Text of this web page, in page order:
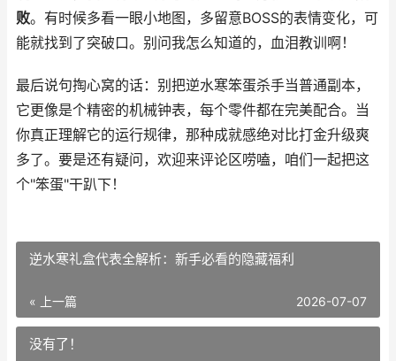
败。有时候多看一眼小地图，多留意BOSS的表情变化，可
能就找到了突破口。别问我怎么知道的，血泪教训啊！
最后说句掏心窝的话：别把逆水寒笨蛋杀手当普通副本，
它更像是个精密的机械钟表，每个零件都在完美配合。当
你真正理解它的运行规律，那种成就感绝对比打金升级爽
多了。要是还有疑问，欢迎来评论区唠嗑，咱们一起把这
个"笨蛋"干趴下！
逆水寒礼盒代表全解析：新手必看的隐藏福利
« 上一篇 2026-07-07
没有了！